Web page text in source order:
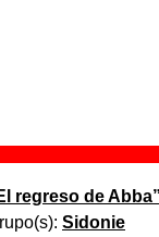
regreso de Abba
Sidonie